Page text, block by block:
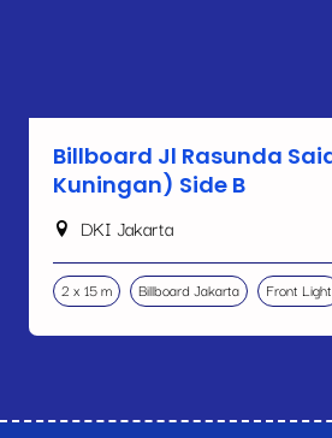
Billboard Jl Rasunda
Kuningan) Side B
DKI Jakarta
2 x 15 m Billboard Jakarta Front Light